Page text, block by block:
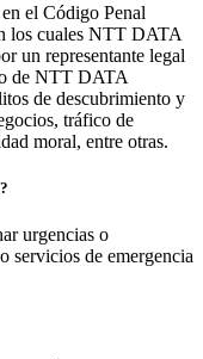
el Código Penal
los cuales NTT DATA
un representante legal
de NTT DATA
de descubrimiento y
tráfico de
moral, entre otras.
urgencias o
servicios de emergencia